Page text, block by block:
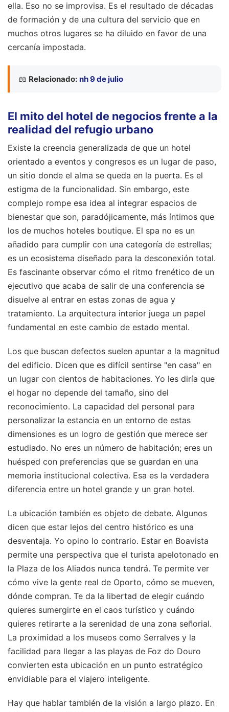
ella. Eso no se improvisa. Es el resultado de décadas
de formación y de una cultura del servicio que en
muchos otros lugares se ha diluido en favor de una
cercanía impostada.
📖 Relacionado: nh 9 de julio
El mito del hotel de negocios frente a la
realidad del refugio urbano
Existe la creencia generalizada de que un hotel
orientado a eventos y congresos es un lugar de paso,
un sitio donde el alma se queda en la puerta. Es el
estigma de la funcionalidad. Sin embargo, este
complejo rompe esa idea al integrar espacios de
bienestar que son, paradójicamente, más íntimos que
los de muchos hoteles boutique. El spa no es un
añadido para cumplir con una categoría de estrellas;
es un ecosistema diseñado para la desconexión total.
Es fascinante observar cómo el ritmo frenético de un
ejecutivo que acaba de salir de una conferencia se
disuelve al entrar en estas zonas de agua y
tratamiento. La arquitectura interior juega un papel
fundamental en este cambio de estado mental.
Los que buscan defectos suelen apuntar a la magnitud
del edificio. Dicen que es difícil sentirse "en casa" en
un lugar con cientos de habitaciones. Yo les diría que
el hogar no depende del tamaño, sino del
reconocimiento. La capacidad del personal para
personalizar la estancia en un entorno de estas
dimensiones es un logro de gestión que merece ser
estudiado. No eres un número de habitación; eres un
huésped con preferencias que se guardan en una
memoria institucional colectiva. Esa es la verdadera
diferencia entre un hotel grande y un gran hotel.
La ubicación también es objeto de debate. Algunos
dicen que estar lejos del centro histórico es una
desventaja. Yo opino lo contrario. Estar en Boavista
permite una perspectiva que el turista apelotonado en
la Plaza de los Aliados nunca tendrá. Te permite ver
cómo vive la gente real de Oporto, cómo se mueven,
dónde compran. Te da la libertad de elegir cuándo
quieres sumergirte en el caos turístico y cuándo
quieres retirarte a la serenidad de una zona señorial.
La proximidad a los museos como Serralves y la
facilidad para llegar a las playas de Foz do Douro
convierten esta ubicación en un punto estratégico
envidiable para el viajero inteligente.
Hay que hablar también de la visión a largo plazo. En